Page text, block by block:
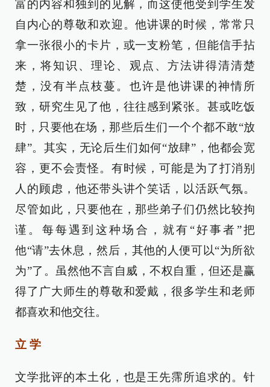
富的内容和独到的见解，而这使他受到学生发
自内心的尊敬和欢迎。他讲课的时候，常常只
拿一张很小的卡片，或一支粉笔，但能信手拈
来，将知识、理论、观点、方法讲得清清楚
楚，没有半点枝蔓。也许是他讲课的神情所
致，研究生见了他，往往感到紧张。甚或吃饭
时，只要他在场，那些后生们一个个都不敢“放
肆”。其实，无论后生们如何“放肆”，他都会宽
容，更不会责怪。有时候，可能是为了打消别
人的顾虑，他还带头讲个笑话，以活跃气氛。
尽管如此，只要他在，那些弟子们仍然比较拘
谨。每每遇到这种场合，就有“好事者”把
他“请”去休息，然后，其他的人便可以“为所欲
为”了。虽然他不言自威，不权自重，但还是赢
得了广大师生的尊敬和爱戴，很多学生和老师
都喜欢和他交往。
立 学
文学批评的本土化，也是王先霈所追求的。针